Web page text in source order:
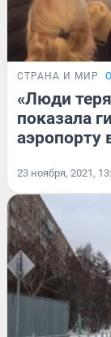
СТРАНА И МИР
«Люди
показала
аэропорту
23 ноября, 2021,